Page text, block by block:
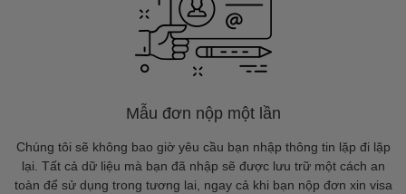
Mẫu đơn nộp một lần
Chúng tôi sẽ không bao giờ yêu cầu bạn nhập thông tin lặp đi lặp
lại. Tất cả dữ liệu mà bạn đã nhập sẽ được lưu trữ một cách an
toàn để sử dụng trong tương lai, ngay cả khi bạn nộp đơn xin visa